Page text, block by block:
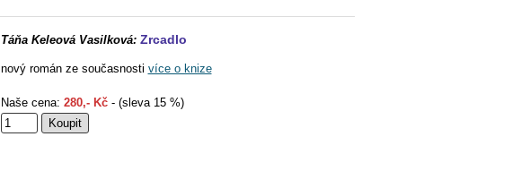
Táňa Keleová Vasilková: Zrcadlo
nový román ze současnosti více o knize
Naše cena: 280,- Kč- (sleva 15 %)